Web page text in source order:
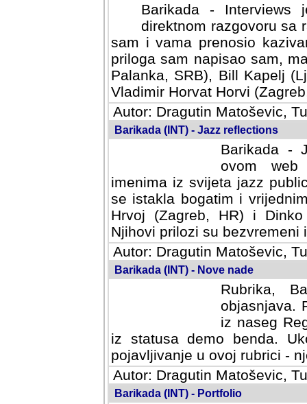
Barikada -
direktnom razgovoru sa
sam i vama prenosio
priloga sam napisao sam,
Palanka, SRB), Bill Kapelj
Vladimir Horvat Horvi
Autor: Dragutin Matoševic,
Barikada (INT) - Jazz reflections
Barikada -
ovom web
imenima iz svijeta jazz
se istakla bogatim i
Hrvoj (Zagreb, HR) i
Njihovi prilozi su bezvremeni
Autor: Dragutin Matoševic,
Barikada (INT) - Nove nade
Rubrika,
objasnjava.
iz naseg
iz statusa demo benda.
pojavljivanje u ovoj rubrici -
Autor: Dragutin Matoševic,
Barikada (INT) - Portfolio